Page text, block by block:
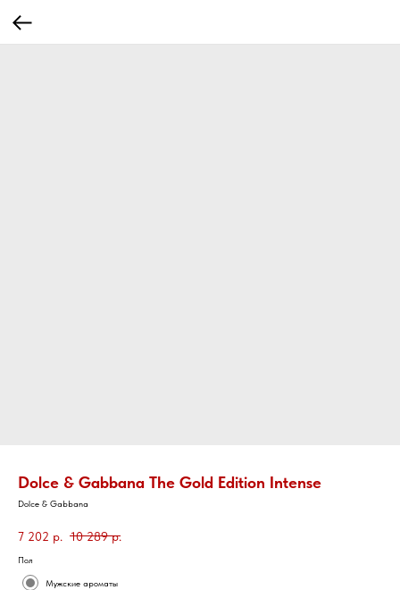
Dolce & Gabbana The Gold Edition Intense
Dolce & Gabbana
7 202 р. 10 289 р.
Пол
Мужские ароматы